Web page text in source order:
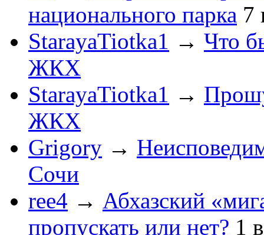
национального парка 7
StarayaTiotka1 → Что
ЖКХ
StarayaTiotka1 →
ЖКХ
Grigory →
Сочи
ree4 → Абхазский
пропускать или нет? 1